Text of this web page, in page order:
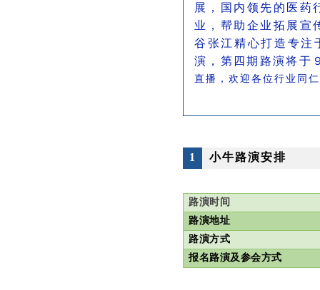
展，国内领先的医药
业，帮助企业拓展宣
谷张江精心打造专注
演，第四期路演将于
直播，欢迎各位行业同
1 小牛路演安排
路演时间
路演地址
路演方式
报名路演及参会方式